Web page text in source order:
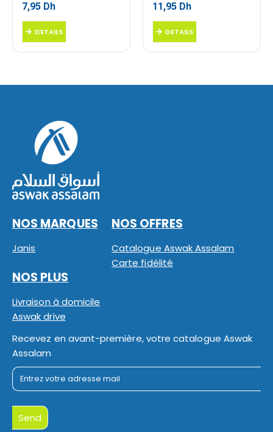
11,95
DETAILS
6,95Dh
DETAILS
NOS MARQUES
Janis
NOS OFFRES
Catalogue Aswak Assalam
Carte fidélité
NOS PLUS
Livraison à domicile
Aswak drive
Recevez en avant-première, votre catalogue Aswak
Assalam